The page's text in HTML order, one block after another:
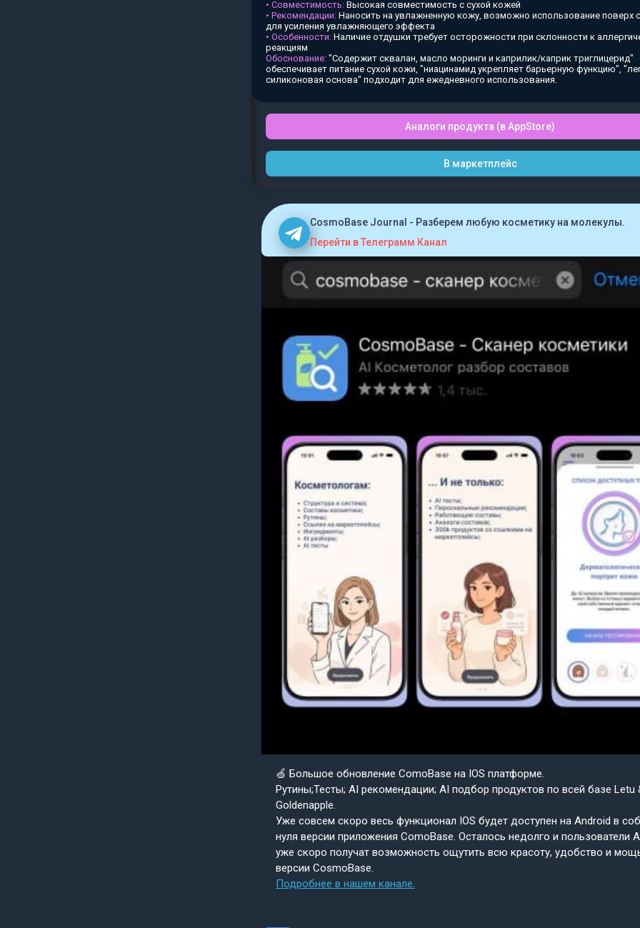
• Совместимость: Высокая совместимость с сухой кожей
• Рекомендации: Наносить на увлажненную кожу, возможно использование поверх
для усиления увлажняющего эффекта
• Особенности: Наличие отдушки требует осторожности при склонности к
реакциям
Обоснование: "Содержит сквалан, масло моринги и каприлик/каприк триглицерид"
обеспечивает питание сухой кожи, "ниацинамид укрепляет барьерную функцию",
силиконовая основа" подходит для ежедневного использования.
Аналоги продукта (в AppStore)
В маркетплейс
CosmoBase Journal - Разберем любую косметику на молекулы.
Перейти в Телеграмм Канал
🍏 Большое обновление ComoBase на IOS платформе.
Рутины;Тесты; AI рекомендации; AI подбор продуктов по всей базе Letu
Goldenapple.
Уже совсем скоро весь функционал IOS будет доступен на Android в
нуля версии приложения ComoBase. Осталось недолго и пользователи
уже скоро получат возможность ощутить всю красоту, удобство и
версии CosmoBase.
Подробнее в нашем канале.